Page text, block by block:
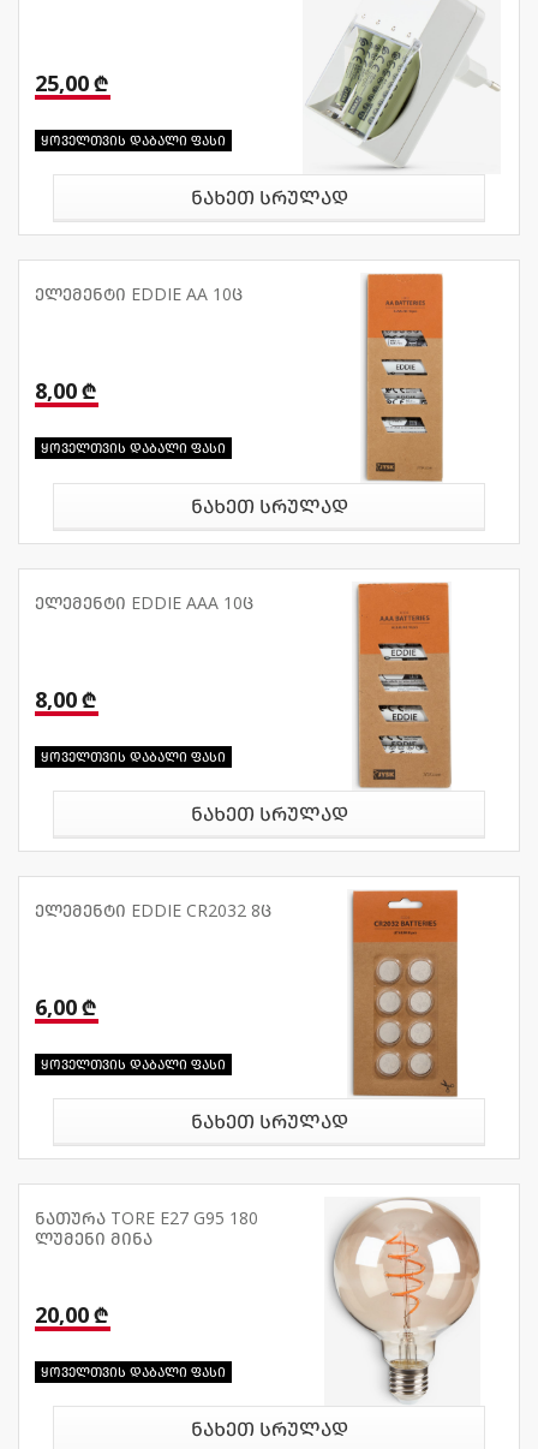
25,00 ₾
ყოველთვის დაბალი ფასი
ნახეთ სრულად
ელემენტი EDDIE AA 10ც
8,00 ₾
ყოველთვის დაბალი ფასი
ნახეთ სრულად
ელემენტი EDDIE AAA 10ც
8,00 ₾
ყოველთვის დაბალი ფასი
ნახეთ სრულად
ელემენტი EDDIE CR2032 8ც
6,00 ₾
ყოველთვის დაბალი ფასი
ნახეთ სრულად
ნათურა TORE E27 G95 180
ლუმენი მინა
20,00 ₾
ყოველთვის დაბალი ფასი
ნახეთ სრულად